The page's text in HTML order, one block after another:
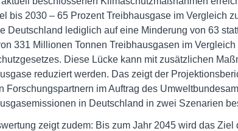
bis 2030 – 65 Prozent Treibhausgase im Vergleich
Deutschland lediglich auf eine Minderung von 63
331 Millionen Tonnen Treibhausgasen im
Diese Lücke kann mit zusätzlichen
reduziert werden. Das zeigt der
Forschungspartnern im Auftrag des
in Deutschland in zwei Szenarien
zeigt zudem: Bis zum Jahr 2045 wird das